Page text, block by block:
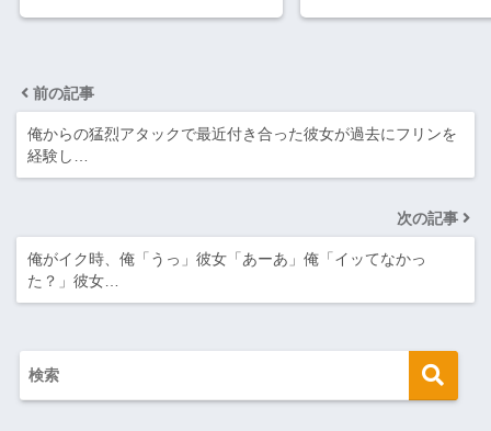
前の記事
俺からの猛烈アタックで最近付き合った彼女が過去にフリンを
経験し…
次の記事
俺がイク時、俺「うっ」彼女「あーあ」俺「イッてなかっ
た？」彼女…